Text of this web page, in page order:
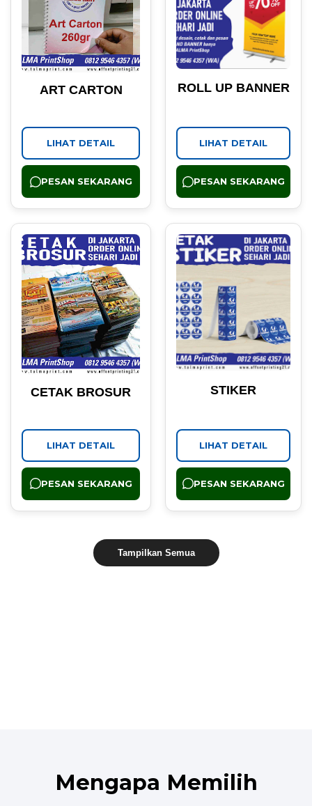
ART CARTON
LIHAT DETAIL
PESAN SEKARANG
ROLL UP BANNER
LIHAT DETAIL
PESAN SEKARANG
CETAK BROSUR
LIHAT DETAIL
PESAN SEKARANG
STIKER
LIHAT DETAIL
PESAN SEKARANG
Tampilkan Semua
Mengapa Memilih